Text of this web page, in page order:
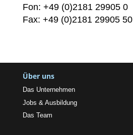
Fon: +49 (0)2181 29905 0
Fax: +49 (0)2181 29905 50
Über uns
Das Unternehmen
Jobs & Ausbildung
Das Team